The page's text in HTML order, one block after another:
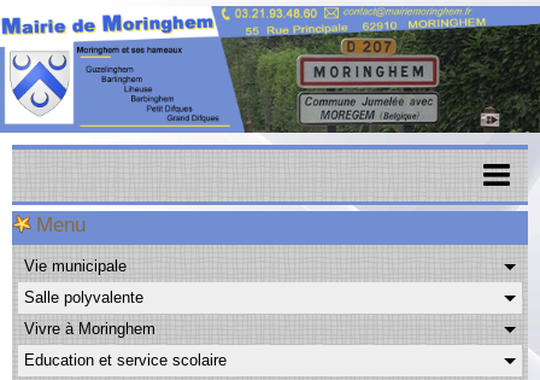
Accueil
Menu scolaire
Actualités
Agenda
Menu
Vie municipale
Salle polyvalente
Vivre à Moringhem
Education et service scolaire